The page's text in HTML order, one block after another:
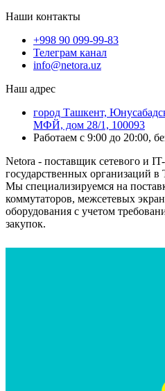
Наши контакты
+998 90 099-99-83
Телеграм канал
info@netora.uz
Наш адрес
город Ташкент,
МФЙ, дом 28/1, 100093
Работаем с 9:00 до 20:00,
Netora - поставщик сетевого и
государственных организаций
Мы специализируемся на
коммутаторов, межсетевых
оборудования с учетом
закупок.